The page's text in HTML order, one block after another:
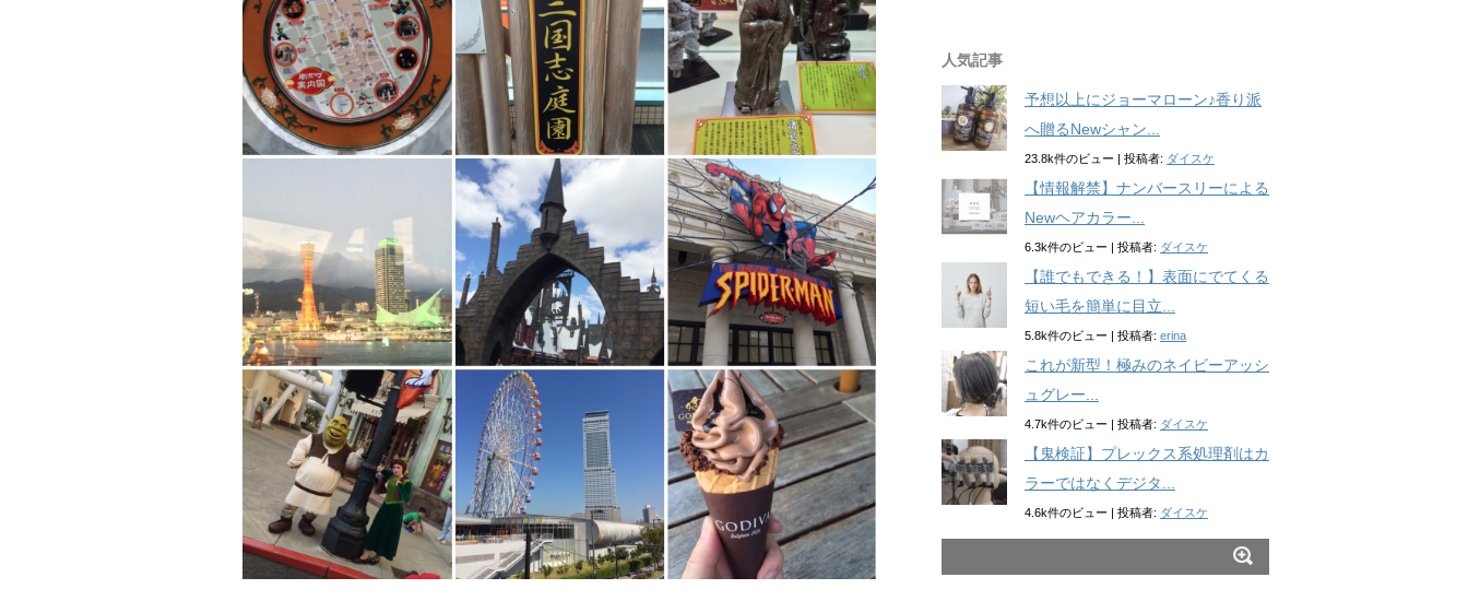
人気記事
予想以上にジョーマローン♪香り派
へ贈るNewシャン...
23.8k件のビュー | 投稿者: ダイスケ
【情報解禁】ナンバースリーによる
Newヘアカラー...
6.3k件のビュー | 投稿者: ダイスケ
【誰でもできる！】表面にでてくる
短い毛を簡単に目立...
5.8k件のビュー | 投稿者: erina
これが新型！極みのネイビーアッシ
ュグレー...
4.7k件のビュー | 投稿者: ダイスケ
【鬼検証】プレックス系処理剤はカ
ラーではなくデジタ...
4.6k件のビュー | 投稿者: ダイスケ